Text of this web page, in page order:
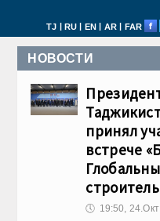
TJ | RU | EN | AR | FAR
НОВОСТИ
принял
встрече
🕔 19:50,